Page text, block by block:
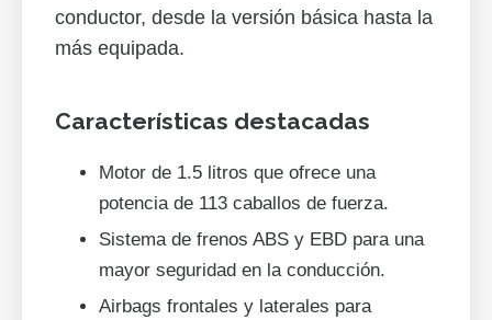
conductor, desde la versión básica hasta la
más equipada.
Características destacadas
Motor de 1.5 litros que ofrece una
potencia de 113 caballos de fuerza.
Sistema de frenos ABS y EBD para una
mayor seguridad en la conducción.
Airbags frontales y laterales para